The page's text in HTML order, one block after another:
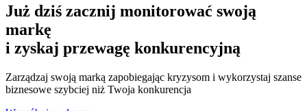
Już dziś zacznij monitorować swoją
markę
i zyskaj przewagę konkurencyjną
Zarządzaj swoją marką zapobiegając kryzysom i wykorzystaj szanse
biznesowe szybciej niż Twoja konkurencja